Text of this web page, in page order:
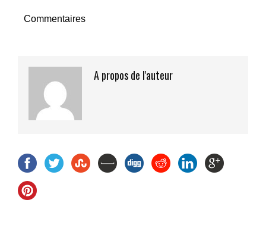
Commentaires
A propos de l'auteur